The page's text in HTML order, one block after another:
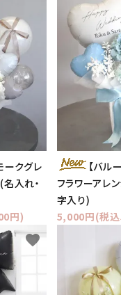
ークグレ
入れ・
円)
【バル
フラワーアレ
字入り)
5,000円(税
favorite